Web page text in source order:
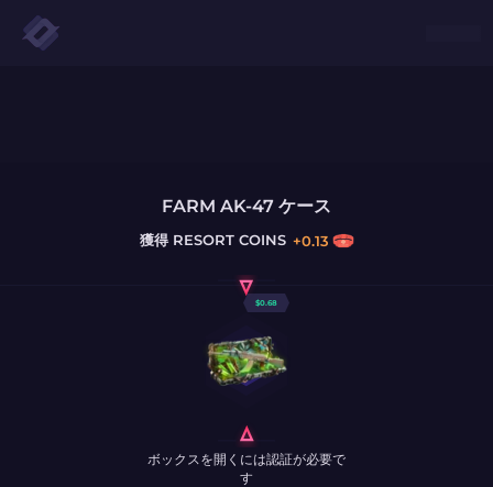
FARM AK-47 ケース
獲得RESORT COINS +0.13
$0.68
ボックスを開くには認証が必要で
す